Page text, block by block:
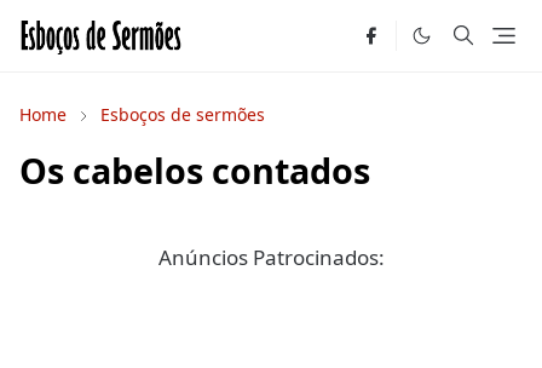
Home Esboços de sermões
Os cabelos contados
Anúncios Patrocinados: